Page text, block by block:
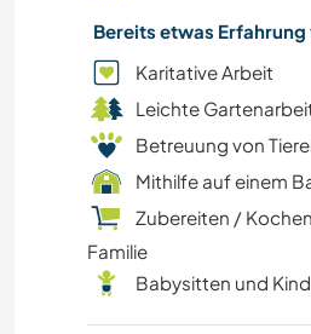
SEGELN / BOOTE
NATUR
GEBIRGE
Bereits etwas
Karitative Arbeit
Leichte
Betreuung von
Mithilfe auf einem
Zubereiten /
Familie
Babysitten und